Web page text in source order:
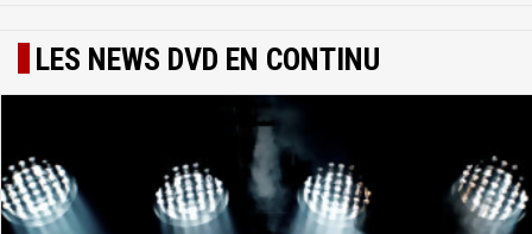
LES NEWS DVD EN CONTINU